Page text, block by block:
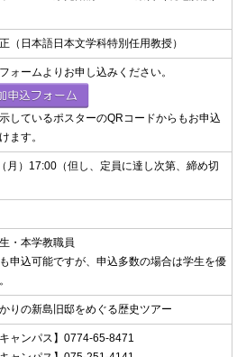
日本語日本文学科特別任用教授）
ォームよりお申し込みください。
しているポスターのQRコードからもお申込
ます。
月）17:00（但し、定員に達し次第、締め切
・本学教職員
申込可能ですが、申込多数の場合は学生を優
りの新島旧邸をめぐる歴史ツアー
キャンパス】0774-65-8471